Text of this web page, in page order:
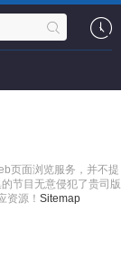
页面浏览服务，并不提
节目无意侵犯了贵司版
资源！ Sitemap